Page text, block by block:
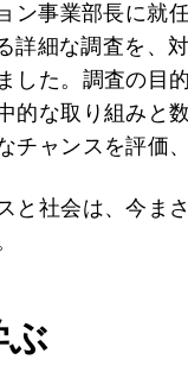
ン事業部長に就
詳細な調査を、
した。調査の目
的な取り組みと
チャンスを評価
と社会は、今ま
ぶ